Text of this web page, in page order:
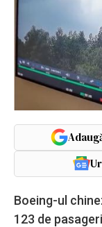
Boeing-ul
123 de